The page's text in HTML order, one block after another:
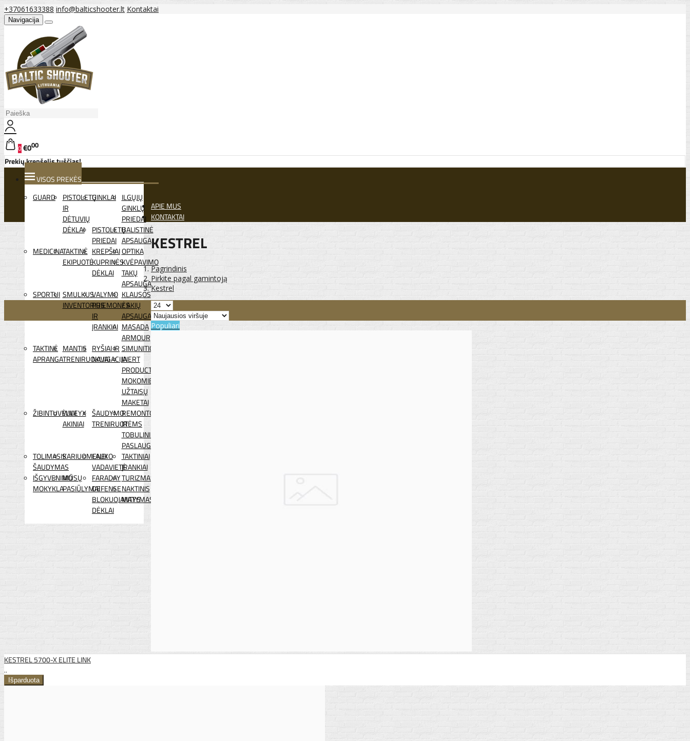
+37061633388 info@balticshooter.lt Kontaktai
Navigacija
0€000
Prekių krepšelis tuščias!
VISOS PREKĖS
GUARD
PISTOLETŲ
IR
DĖTUVIŲ
DĖKLAI
GINKLAI ILGŲJŲ
GINKLŲ
PRIEDAI
PISTOLETŲ
PRIEDAI
BALISTINĖ
APSAUGA
MEDICINATAKTINĖ
EKIPUOTĖ
KREPŠIAI
KUPRINĖS
DĖKLAI
OPTIKA
KVĖPAVIMO
TAKŲ
APSAUGA
SPORTUI SMULKUS
INVENTORIUS
VALYMO
PRIEMONĖS
IR
ĮRANKIAI
KLAUSOS
/ AKIŲ
APSAUGA
MASADA
ARMOUR
TAKTINĖ
APRANGA
MANTIS
TRENIRUOKLIAI
RYŠIAI IR
NAVIGACIJA
SIMUNITION
INERT
PRODUCTS
MOKOMIEJI
UŽTAISŲ
MAKETAI
ŽIBINTUVĖLIAI
WILEYX
AKINIAI
ŠAUDYMO
TRENIRUOTĖMS
REMONTO
IR
TOBULINIMO
PASLAUGOS
TOLIMASIS
ŠAUDYMAS
KARIUOMENEI
LAUKO
VADAVIETĖ
TAKTINIAI
ĮRANKIAI
IŠGYVENIMO
MOKYKLA
MŪSŲ
PASIŪLYMAI
FARADAY
DEFENSE
BLOKUOJANTYS
DĖKLAI
TURIZMAS
NAKTINIS
MATYMAS
APIE MUS
KONTAKTAI
KESTREL
Pagrindinis
Pirkite pagal gamintoją
Kestrel
Populiari
KESTREL 5700-X ELITE LINK
..